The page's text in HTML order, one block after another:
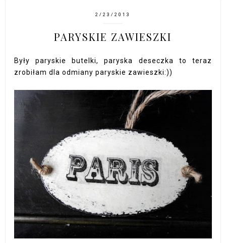
2/23/2013
PARYSKIE ZAWIESZKI
Były paryskie butelki, paryska deseczka to teraz
zrobiłam dla odmiany paryskie zawieszki:))